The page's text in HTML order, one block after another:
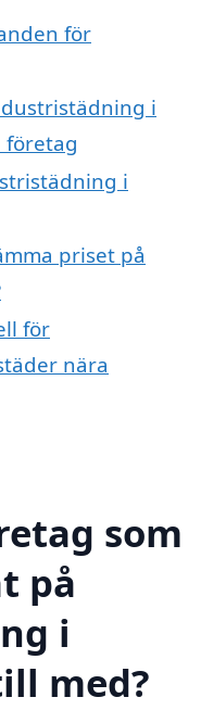
för
i
företag
i
priset på
för
nära
som
på
i
med?